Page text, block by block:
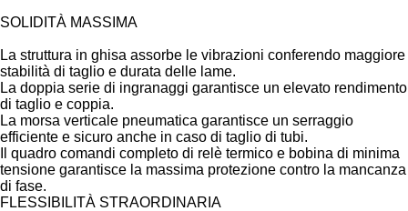
SOLIDITÀ MASSIMA
La struttura in ghisa assorbe le vibrazioni conferendo maggiore
stabilità di taglio e durata delle lame.
La doppia serie di ingranaggi garantisce un elevato rendimento
di taglio e coppia.
La morsa verticale pneumatica garantisce un serraggio
efficiente e sicuro anche in caso di taglio di tubi.
Il quadro comandi completo di relè termico e bobina di minima
tensione garantisce la massima protezione contro la mancanza
di fase.
FLESSIBILITÀ STRAORDINARIA